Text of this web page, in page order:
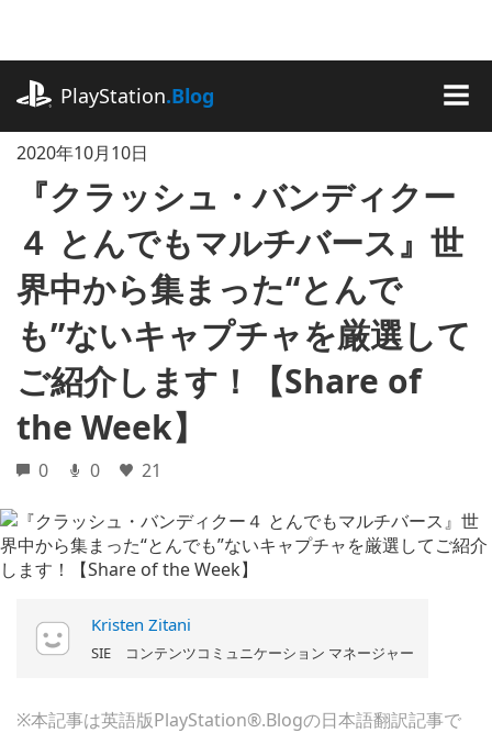
に
ッ
PlayStation.Blog
2020年10月10日
『クラッシュ・バンディクー
４ とんでもマルチバース』世
界中から集まった“とんで
も”ないキャプチャを厳選して
ご紹介します！【Share of
the Week】
0 0 21
Kristen Zitani
SIE コンテンツコミュニケーション マネージャー
※本記事は英語版PlayStation®.Blogの日本語翻訳記事で